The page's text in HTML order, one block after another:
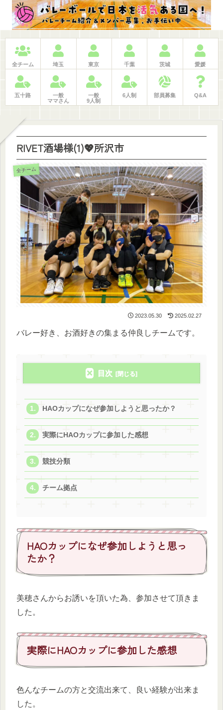
全チーム 埼玉 東京 千葉 茨城 愛媛
五十路
一般
ママさん
一般
9人制
6人制 部員募集 Q&A
RIVET酒場様(1)💖所沢市
全チーム
2023.05.30 2025.02.27
バレー好き、お酒好きの集まる仲良しチームです。
目次
HAOカップになぜ参加しようと思ったか？
実際にHAOカップに参加した感想
競技分類
チーム拠点
HAOカップになぜ参加しようと思っ
たか？
美穂さんからお誘いを頂いた為、参加させて頂きま
した。
実際にHAOカップに参加した感想
色んなチームの方と交流出来て、良い経験が出来ま
した。
ホーム 日程・申込 大会記録 LINE問合せ BLOG 検索 仕事紹介